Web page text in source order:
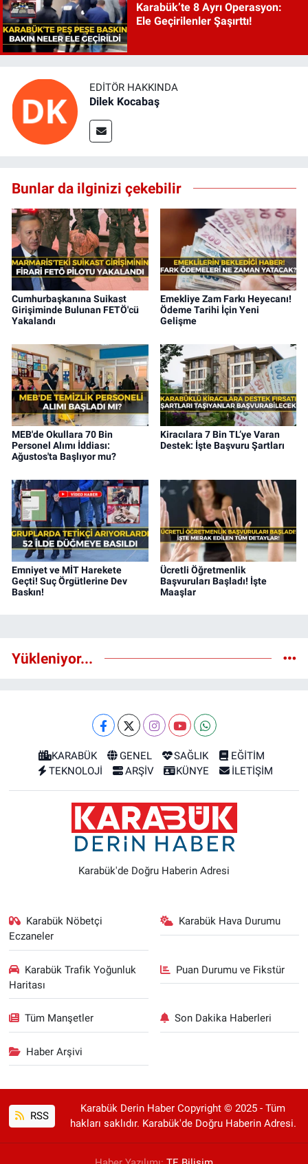
Karabük’te 8 Ayrı Operasyon:
Ele Geçirilenler Şaşırttı!
EDITÖR HAKKINDA
Dilek Kocabaş
Bunlar da ilginizi çekebilir
Cumhurbaşkanına Suikast
Girişiminde Bulunan FETÖ'cü
Yakalandı
Emekliye Zam Farkı Heyecanı!
Ödeme Tarihi İçin Yeni
Gelişme
MEB'de Okullara 70 Bin
Personel Alımı İddiası:
Ağustos'ta Başlıyor mu?
Kiracılara 7 Bin TL’ye Varan
Destek: İşte Başvuru Şartları
Emniyet ve MİT Harekete
Geçti! Suç Örgütlerine Dev
Baskın!
Ücretli Öğretmenlik
Başvuruları Başladı! İşte
Maaşlar
Yükleniyor...
KARABÜK GENEL SAĞLIK
EĞİTİM
TEKNOLOJİ
ARŞİV KÜNYE İLETİŞİM
Karabük'de Doğru Haberin Adresi
Karabük Nöbetçi
Eczaneler
Karabük Hava Durumu
Karabük Trafik Yoğunluk
Haritası
Puan Durumu ve Fikstür
Tüm Manşetler Son Dakika Haberleri
Haber Arşivi
RSS
Karabük Derin Haber Copyright © 2025 - Tüm
hakları saklıdır. Karabük'de Doğru Haberin Adresi.